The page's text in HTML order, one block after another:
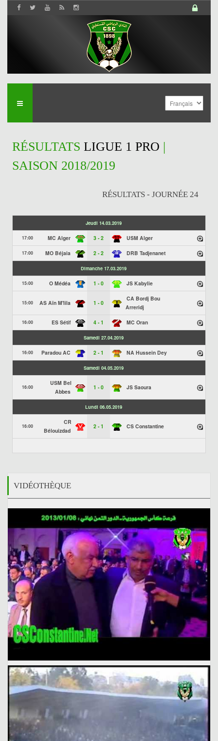
RÉSULTATS LIGUE 1 PRO |
SAISON 2018/2019
RÉSULTATS - JOURNÉE 24
Jeudi 14.03.2019
17:00 MC Alger 3 - 2 USM Alger
17:00 MO Béjaia 2 - 2 DRB Tadjenanet
Dimanche 17.03.2019
15:00 O Médéa 1 - 0 JS Kabylie
15:00 AS Aïn M'lila 1 - 0
CA Bordj Bou
Arreridj
16:00 ES Sétif 4 - 1 MC Oran
Samedi 27.04.2019
16:00 Paradou AC 2 - 1 NA Hussein Dey
Samedi 04.05.2019
16:00
USM Bel
Abbes
1 - 0 JS Saoura
Lundi 06.05.2019
16:00
CR
Bélouizdad
2 - 1 CS Constantine
VIDÉOTHÈQUE